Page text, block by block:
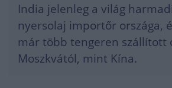
India jelenleg a világ
nyersolaj importőr országa,
már több tengeren szállított
Moszkvától, mint Kína.